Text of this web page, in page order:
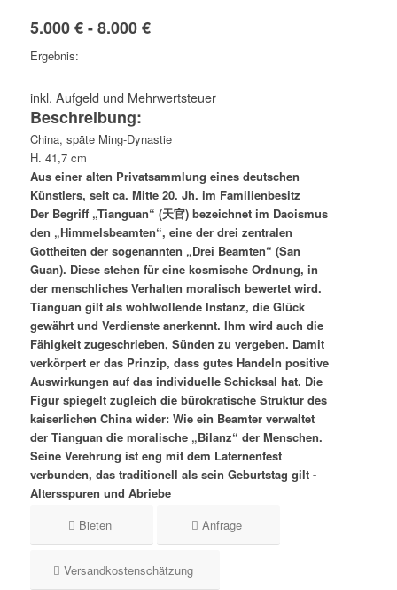
5.000 € - 8.000 €
Ergebnis:
inkl. Aufgeld und Mehrwertsteuer
Beschreibung:
China, späte Ming-Dynastie
H. 41,7 cm
Aus einer alten Privatsammlung eines deutschen
Künstlers, seit ca. Mitte 20. Jh. im Familienbesitz
Der Begriff „Tianguan“ (天官) bezeichnet im Daoismus
den „Himmelsbeamten“, eine der drei zentralen
Gottheiten der sogenannten „Drei Beamten“ (San
Guan). Diese stehen für eine kosmische Ordnung, in
der menschliches Verhalten moralisch bewertet wird.
Tianguan gilt als wohlwollende Instanz, die Glück
gewährt und Verdienste anerkennt. Ihm wird auch die
Fähigkeit zugeschrieben, Sünden zu vergeben. Damit
verkörpert er das Prinzip, dass gutes Handeln positive
Auswirkungen auf das individuelle Schicksal hat. Die
Figur spiegelt zugleich die bürokratische Struktur des
kaiserlichen China wider: Wie ein Beamter verwaltet
der Tianguan die moralische „Bilanz“ der Menschen.
Seine Verehrung ist eng mit dem Laternenfest
verbunden, das traditionell als sein Geburtstag gilt -
Altersspuren und Abriebe
Bieten
Anfrage
Versandkostenschätzung